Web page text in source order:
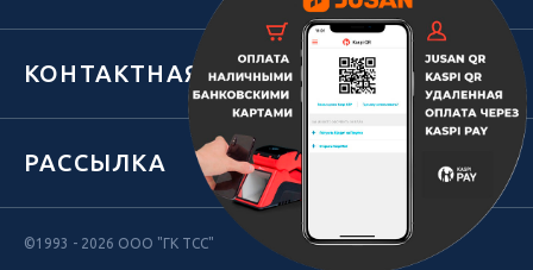
КОНТАКТНАЯ ИНФОРМАЦИЯ
РАССЫЛКА
©1993 - 2026 ООО "ГК ТСС"